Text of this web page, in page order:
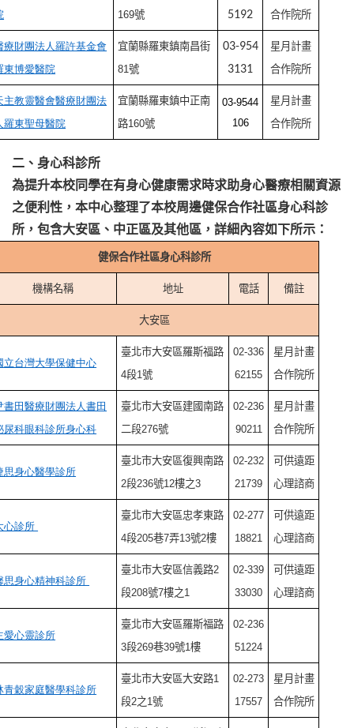
169號
5192
合作院所
療財團法人羅許基金會
東博愛醫院
宜蘭縣羅東鎮南昌街
81號
03-954
3131
星月計畫
合作院所
主教靈醫會醫療財團法
羅東聖母醫院
宜蘭縣羅東鎮中正南
路160號
03-9544
106
星月計畫
合作院所
二、身心科診所
為提升本校同學在有身心健康需求時求助身心醫療相關資源
之便利性，本中心整理了本校周邊健保合作社區身心科診
所，包含大安區、中正區及其他區，詳細內容如下所示：
健保合作社區身心科診所
機構名稱 地址 電話 備註
大安區
立台灣大學保健中心
臺北市大安區羅斯福路
4段1號
02-336
62155
星月計畫
合作院所
書田醫療財團法人書田
尿科眼科診所身心科
臺北市大安區建國南路
二段276號
02-236
90211
星月計畫
合作院所
思身心醫學診所
臺北市大安區復興南路
2段236號12樓之3
02-232
21739
可供遠距
心理諮商
心診所
臺北市大安區忠孝東路
4段205巷7弄13號2樓
02-277
18821
可供遠距
心理諮商
思身心精神科診所
臺北市大安區信義路2
段208號7樓之1
02-339
33030
可供遠距
心理諮商
愛心靈診所
臺北市大安區羅斯福路
3段269巷39號1樓
02-236
51224
青穀家庭醫學科診所
臺北市大安區大安路1
段2之1號
02-273
17557
星月計畫
合作院所